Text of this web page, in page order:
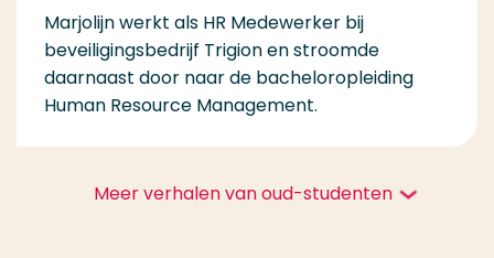
Marjolijn werkt als HR Medewerker bij
beveiligingsbedrijf Trigion en stroomde
daarnaast door naar de bacheloropleiding
Human Resource Management.
Meer verhalen van oud-studenten